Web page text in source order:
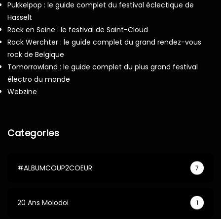
Pukkelpop : le guide complet du festival éclectique de
Hasselt
Rock en Seine : le festival de Saint-Cloud
Rock Werchter : le guide complet du grand rendez-vous
rock de Belgique
Tomorrowland : le guide complet du plus grand festival
électro du monde
Webzine
Categories
#ALBUMCOUP2COEUR 7
20 Ans Molodoi 1